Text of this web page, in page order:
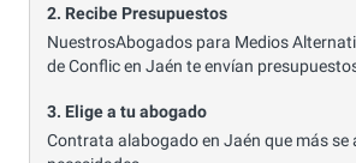
2. Recibe Presupuestos
NuestrosAbogados para Medios
de Conflic en Jaén te envían
3. Elige a tu abogado
Contrata alabogado en Jaén que más se